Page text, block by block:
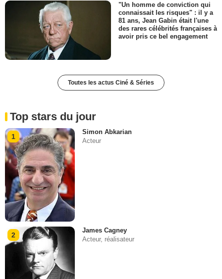
"Un homme de conviction qui
connaissait les risques" : il y a
81 ans, Jean Gabin était l'une
des rares célébrités françaises à
avoir pris ce bel engagement
Toutes les actus Ciné & Séries
Top stars du jour
1
Simon Abkarian
Acteur
2
James Cagney
Acteur, réalisateur